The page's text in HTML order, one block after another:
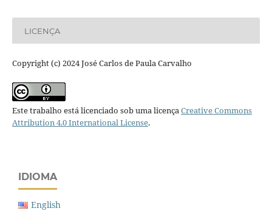
LICENÇA
Copyright (c) 2024 José Carlos de Paula Carvalho
Este trabalho está licenciado sob uma licençaCreative Commons
Attribution 4.0 International License.
IDIOMA
English